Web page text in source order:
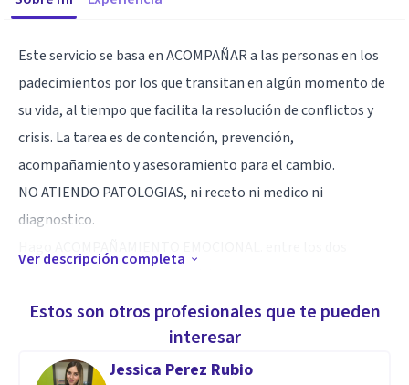
Este servicio se basa en ACOMPAÑAR a las personas en los
padecimientos por los que transitan en algún momento de
su vida, al tiempo que facilita la resolución de conflictos y
crisis. La tarea es de contención, prevención,
acompañamiento y asesoramiento para el cambio.
NO ATIENDO PATOLOGIAS, ni receto ni medico ni
diagnostico.
La duración de cada entrevista es de aprox. 50 minutos.
ONLINE
Ver descripción completa
Estos son otros profesionales que te pueden
interesar
Jessica Perez Rubio